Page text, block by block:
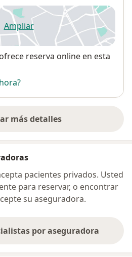
Ampliarse abre en una nueva
reserva online en esta
más detalles
sobre la dirección
pacientes privados. Usted
para reservar, o encontrar
su aseguradora.
por aseguradora